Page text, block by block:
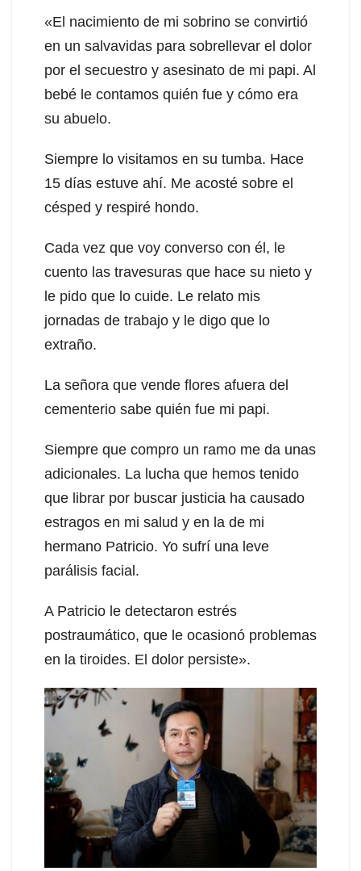
«El nacimiento de mi sobrino se convirtió
en un salvavidas para sobrellevar el dolor
por el secuestro y asesinato de mi papi. Al
bebé le contamos quién fue y cómo era
su abuelo.
Siempre lo visitamos en su tumba. Hace
15 días estuve ahí. Me acosté sobre el
césped y respiré hondo.
Cada vez que voy converso con él, le
cuento las travesuras que hace su nieto y
le pido que lo cuide. Le relato mis
jornadas de trabajo y le digo que lo
extraño.
La señora que vende flores afuera del
cementerio sabe quién fue mi papi.
Siempre que compro un ramo me da unas
adicionales. La lucha que hemos tenido
que librar por buscar justicia ha causado
estragos en mi salud y en la de mi
hermano Patricio. Yo sufrí una leve
parálisis facial.
A Patricio le detectaron estrés
postraumático, que le ocasionó problemas
en la tiroides. El dolor persiste».